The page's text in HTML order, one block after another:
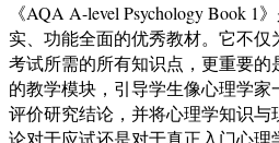
《AQA A-level Psychology Book
实、功能全面的优秀教材。它不
考试所需的所有知识点，更重要
的教学模块，引导学生像心理学家
评价研究结论，并将心理学知识
论对于应试还是对于真正入门心